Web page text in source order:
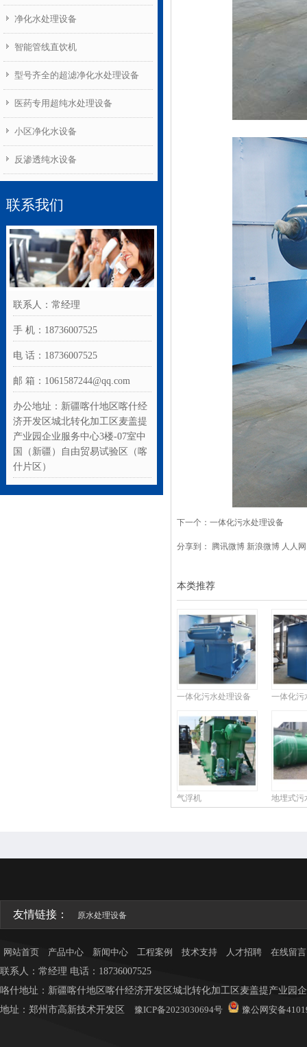
净化水处理设备
智能管线直饮机
型号齐全的超滤净化水处理设备
医药专用超纯水处理设备
小区净化水设备
反渗透纯水设备
联系我们
联系人：常经理
手 机：18736007525
电 话：18736007525
邮 箱：1061587244@qq.com
办公地址：新疆喀什地区喀什经
济开发区城北转化加工区麦盖提
产业园企业服务中心3楼-07室中
国（新疆）自由贸易试验区（喀
什片区）
下一个： 一体化污水处理设备
分享到： 腾讯微博 新浪微博 人人网
本类推荐
一体化污水处理设备 一体化污
气浮机 地埋式污
友情链接： 原水处理设备
网站首页 产品中心 新闻中心 工程案例 技术支持 人才招聘
在线留言
联系人：常经理 电话：18736007525
咯什地址：新疆喀什地区喀什经济开发区城北转化加工区麦盖提产业园
地址： 郑州市高新技术开发区 豫ICP备2023030694号 豫公网安备